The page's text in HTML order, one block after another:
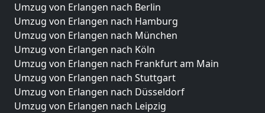
Umzug von Erlangen nach Berlin
Umzug von Erlangen nach Hamburg
Umzug von Erlangen nach München
Umzug von Erlangen nach Köln
Umzug von Erlangen nach Frankfurt am Main
Umzug von Erlangen nach Stuttgart
Umzug von Erlangen nach Düsseldorf
Umzug von Erlangen nach Leipzig